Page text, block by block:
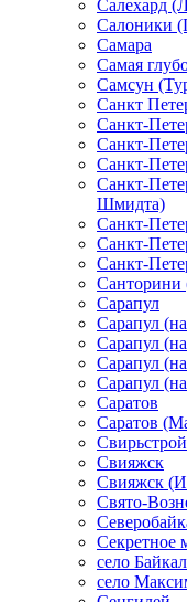
Салехард
Салоники
Самара
Самая
Самсун
Санкт
Санкт-
Санкт-
Санкт-
Санкт-
Шмидта)
Санкт-
Санкт-
Санкт-
Санторини
Сарапул
Сарапул
Сарапул
Сарапул
Сарапул
Саратов
Саратов
Свирьстрой
Свияжск
Свияжск
Свято-
Секретное
село
село